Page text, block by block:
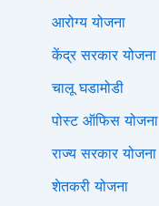
आरोग्य योजना
केंद्र सरकार योजना
चालू घडामोडी
पोस्ट ऑफिस योजना
राज्य सरकार योजना
शेतकरी योजना